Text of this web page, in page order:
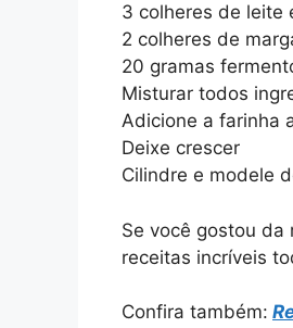
3 colheres de leite
2 colheres de
20 gramas
Misturar todos
Adicione a farinha
Deixe crescer
Cilindre e modele
Se você gostou da
receitas incríveis
Confira também: